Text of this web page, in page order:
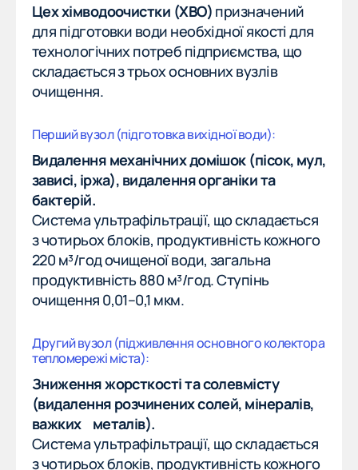
Цех хімводоочистки (ХВО) призначений
для підготовки води необхідної якості для
технологічних потреб підприємства, що
складається з трьох основних вузлів
очищення.
Перший вузол (підготовка вихідної води):
Видалення механічних домішок (пісок, мул,
зависі, іржа), видалення органіки та
бактерій.
Система ультрафільтрації, що складається
з чотирьох блоків, продуктивність кожного
220 м³/год очищеної води, загальна
продуктивність 880 м³/год. Ступінь
очищення 0,01–0,1 мкм.
Другий вузол (підживлення основного колектора
тепломережі міста):
Зниження жорсткості та солевмісту
(видалення розчинених солей, мінералів,
важких металів).
Система ультрафільтрації, що складається
з чотирьох блоків, продуктивність кожного
З питань співробітництва:
(098) 649-29-80
Email
SBK_SARGON@UKR.NET
SBK_SARGON@UKR.NET
Графік роботи
Пн–Пт, 09:00–18:00
Напрямки
Реконструкція будівель
Будівництво каналізаційних колекторів
Будівництво та монтаж водопроводу
Відновлення зруйнованих будівель
Торкетування